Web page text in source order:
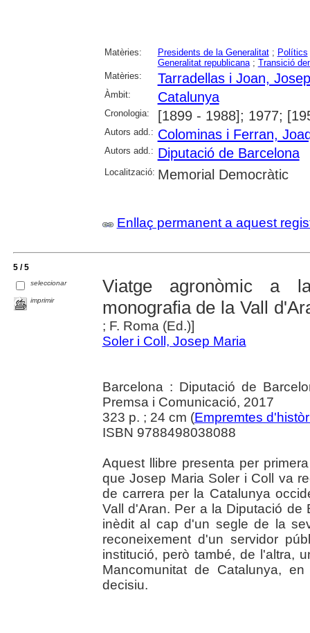
Matèries: Presidents de la Generalitat; Polítics
Generalitat republicana; Transició
Matèries:
Tarradellas i Joan, Josep
Àmbit: Catalunya
Cronologia: [1899 - 1988]; 1977;
Autors add.: Colominas i Ferran,
Autors add.: Diputació de Barcelona
Localització: Memorial Democràtic
Enllaç permanent a aquest
5 / 5
seleccionar
imprimir
Viatge agronòmic a
monografia de la Vall
; F. Roma (Ed.)]
Soler i Coll, Josep Maria
Barcelona : Diputació de
Premsa i Comunicació, 2017
323 p. ; 24 cm (Empremtes
ISBN 9788498038088
Aquest llibre presenta per
que Josep Maria Soler i Coll va
de carrera per la Catalunya
Vall d'Aran. Per a la Diputació de
inèdit al cap d'un segle de la
reconeixement d'un servidor
institució, però també, de l'altra,
Mancomunitat de Catalunya,
decisiu.